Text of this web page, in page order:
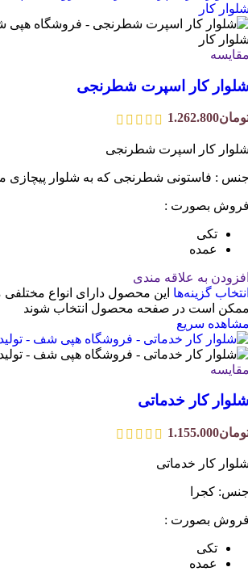
کار اسپرت شطرنجی
1.262.800
کار اسپرت شطرنجی
: فاستونی شطرنجی که به شلوار
بصورت :
تکی
عمده
به علاقه مندی
گزینه‌ها این محصول دارای انواع مختلفی
است در صفحه محصول انتخاب شوند
سریع
کار خدماتی
1.155.000
کار خدماتی
کجرا
بصورت :
تکی
عمده